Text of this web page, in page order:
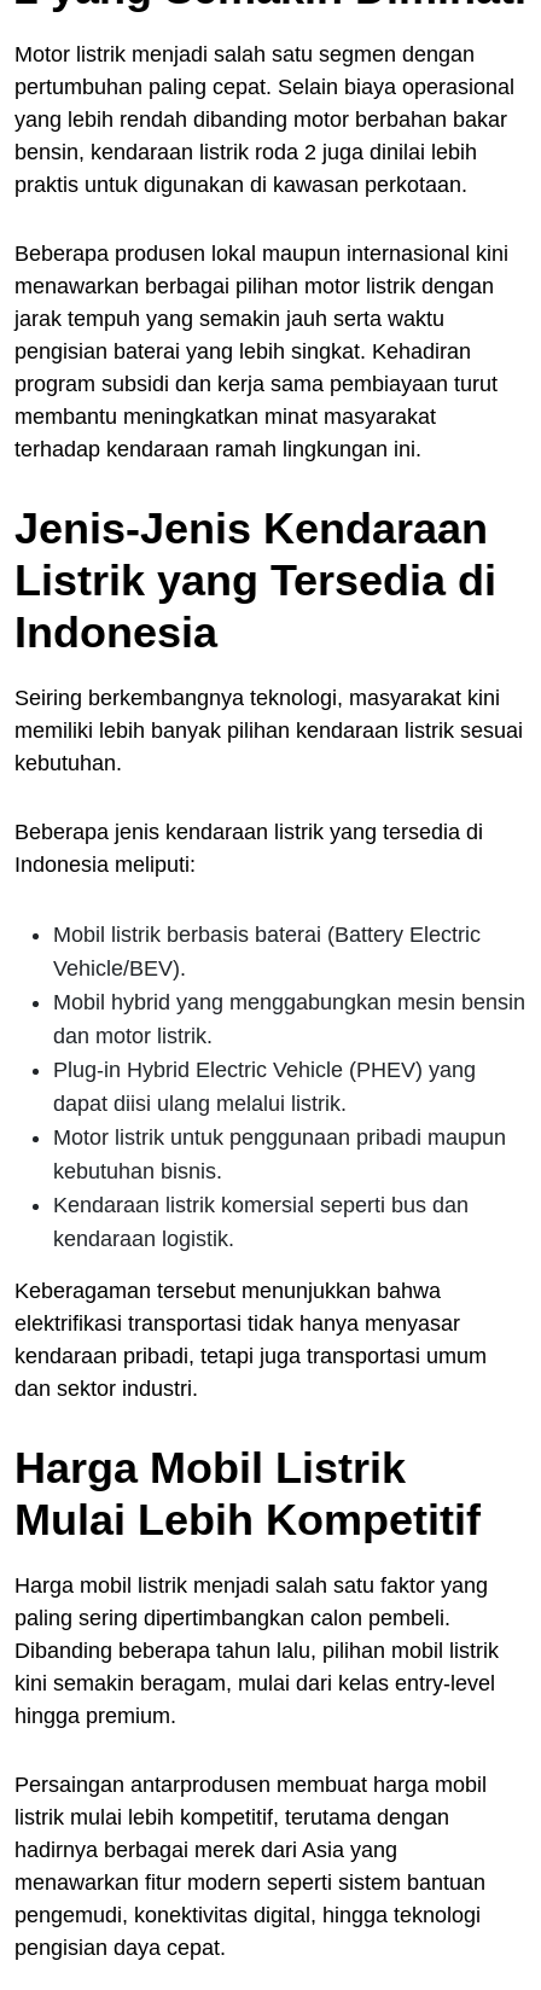
Motor listrik menjadi salah satu segmen dengan
pertumbuhan paling cepat. Selain biaya operasional
yang lebih rendah dibanding motor berbahan bakar
bensin, kendaraan listrik roda 2 juga dinilai lebih
praktis untuk digunakan di kawasan perkotaan.
Beberapa produsen lokal maupun internasional kini
menawarkan berbagai pilihan motor listrik dengan
jarak tempuh yang semakin jauh serta waktu
pengisian baterai yang lebih singkat. Kehadiran
program subsidi dan kerja sama pembiayaan turut
membantu meningkatkan minat masyarakat
terhadap kendaraan ramah lingkungan ini.
Jenis-Jenis Kendaraan
Listrik yang Tersedia di
Indonesia
Seiring berkembangnya teknologi, masyarakat kini
memiliki lebih banyak pilihan kendaraan listrik sesuai
kebutuhan.
Beberapa jenis kendaraan listrik yang tersedia di
Indonesia meliputi:
Mobil listrik berbasis baterai (Battery Electric
Vehicle/BEV).
Mobil hybrid yang menggabungkan mesin bensin
dan motor listrik.
Plug-in Hybrid Electric Vehicle (PHEV) yang
dapat diisi ulang melalui listrik.
Motor listrik untuk penggunaan pribadi maupun
kebutuhan bisnis.
Kendaraan listrik komersial seperti bus dan
kendaraan logistik.
Keberagaman tersebut menunjukkan bahwa
elektrifikasi transportasi tidak hanya menyasar
kendaraan pribadi, tetapi juga transportasi umum
dan sektor industri.
Harga Mobil Listrik
Mulai Lebih Kompetitif
Harga mobil listrik menjadi salah satu faktor yang
paling sering dipertimbangkan calon pembeli.
Dibanding beberapa tahun lalu, pilihan mobil listrik
kini semakin beragam, mulai dari kelas entry-level
hingga premium.
Persaingan antarprodusen membuat harga mobil
listrik mulai lebih kompetitif, terutama dengan
hadirnya berbagai merek dari Asia yang
menawarkan fitur modern seperti sistem bantuan
pengemudi, konektivitas digital, hingga teknologi
pengisian daya cepat.